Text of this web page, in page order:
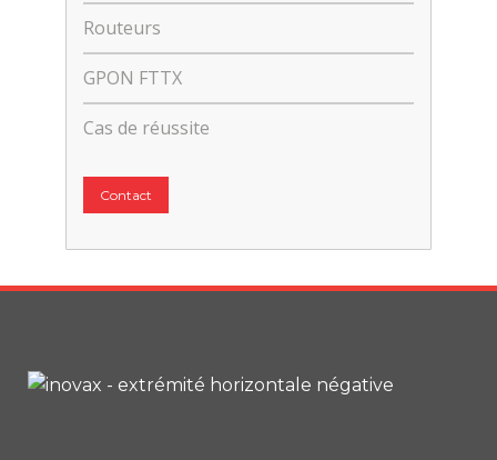
Routeurs
GPON FTTX
Cas de réussite
Contact